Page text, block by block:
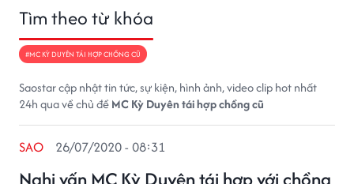
Tìm theo từ khóa
#MC KỲ DUYÊN TÁI HỢP CHỒNG CŨ
Saostar cập nhật tin tức, sự kiện, hình ảnh, video clip hot nhất
24h qua về chủ đềMC Kỳ Duyên tái hợp chồng cũ
SAO 26/07/2020 - 08:31